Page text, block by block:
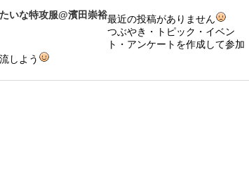
いな特攻服@濱田崇裕最近の投稿がありません
つぶやき・トピック・イベン
ト・アンケートを作成して参加
しよう